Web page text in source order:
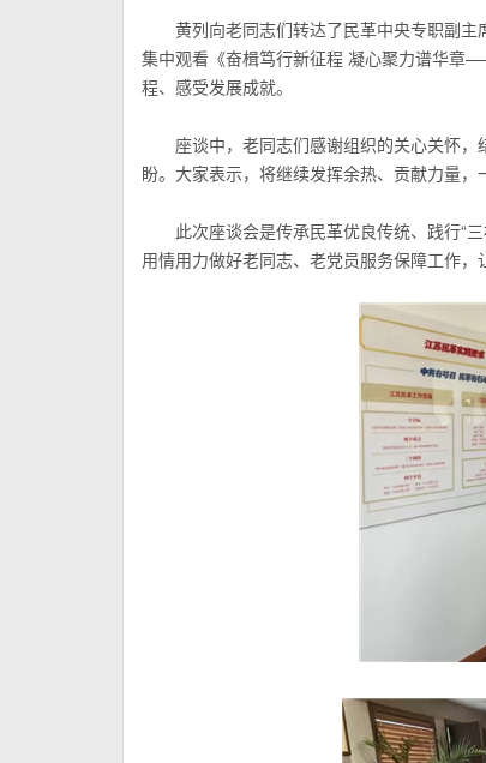
黄列向老同志们转达了民革中央专职副
集中观看《奋楫笃行新征程 凝心聚力谱华章
程、感受发展成就。
座谈中，老同志们感谢组织的关心关怀
盼。大家表示，将继续发挥余热、贡献力量，
此次座谈会是传承民革优良传统、践行“
用情用力做好老同志、老党员服务保障工作，